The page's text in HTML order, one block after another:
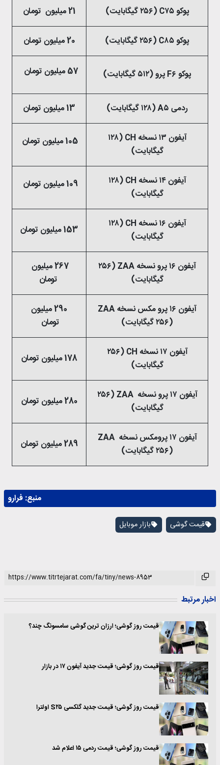
پوکو C۷۵ (۲۵۶ گیگابایت) 21 میلیون تومان
پوکو C۸۵ (۲۵۶ گیگابایت) 20 میلیون تومان
پوکو F۶ پرو (۵۱۲ گیگابایت) 57 میلیون تومان
ردمی A۵ (۱۲۸ گیگابایت) 13 میلیون تومان
آیفون ۱۳ نسخه CH (۱۲۸
گیگابایت)
105 میلیون تومان
آیفون ۱۴ نسخه CH (۱۲۸
گیگابایت)
109 میلیون تومان
آیفون ۱۶ نسخه CH (۱۲۸
گیگابایت)
153 میلیون تومان
آیفون ۱۶ پرو نسخه ZAA (۲۵۶
گیگابایت)
267 میلیون
تومان
آیفون ۱۶ پرو مکس نسخه ZAA
(۲۵۶ گیگابایت)
290 میلیون
تومان
آیفون ۱۷ نسخه CH (۲۵۶
گیگابایت)
178 میلیون تومان
آیفون ۱۷ پرو نسخه ZAA (۲۵۶
گیگابایت)
280 میلیون تومان
آیفون ۱۷ پرومکس نسخه ZAA
(۲۵۶ گیگابایت)
289 میلیون تومان
منبع: فرارو
قیمت گوشی بازار موبایل
اخبار مرتبط
قیمت روز گوشی؛ ارزان ترین گوشی سامسونگ چند؟
قیمت روز گوشی؛ قیمت جدید آیفون ۱۷ در بازار
قیمت روز گوشی؛ قیمت جدید گلکسی S۲۵ اولترا
قیمت روز گوشی؛ قیمت ردمی ۱۵ اعلام شد